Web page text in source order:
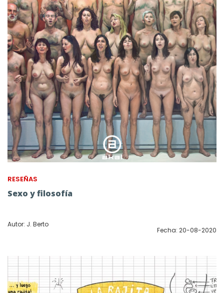
RESEÑAS
Sexo y filosofía
Autor: J. Berto
Fecha: 20-08-2020